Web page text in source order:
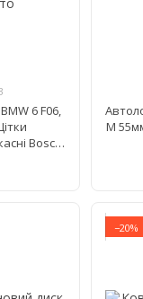
6 F06,
Bosch
M
−20%